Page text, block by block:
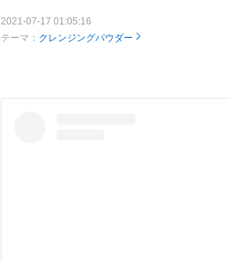
2021-07-17 01:05:16
テーマ： クレンジングパウダー